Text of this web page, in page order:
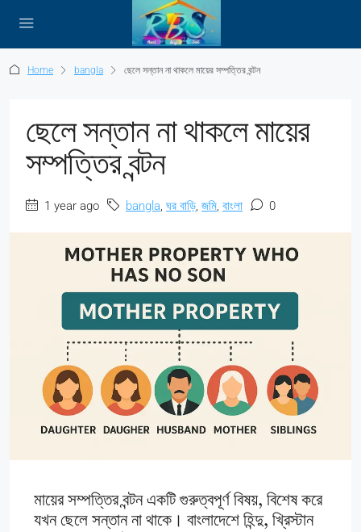
Home bangla ছেলে সন্তান না থাকলে মায়ের সম্পত্তির বন্টন
ছেলে সন্তান না থাকলে মায়ের
সম্পত্তির বন্টন
1 year ago bangla, ঘর বাড়ি, জমি, বাংলা 0
মায়ের সম্পত্তির বন্টন একটি গুরুত্বপূর্ণ বিষয়, বিশেষ করে
যখন ছেলে সন্তান না থাকে। বাংলাদেশে হিন্দু, খ্রিস্টান